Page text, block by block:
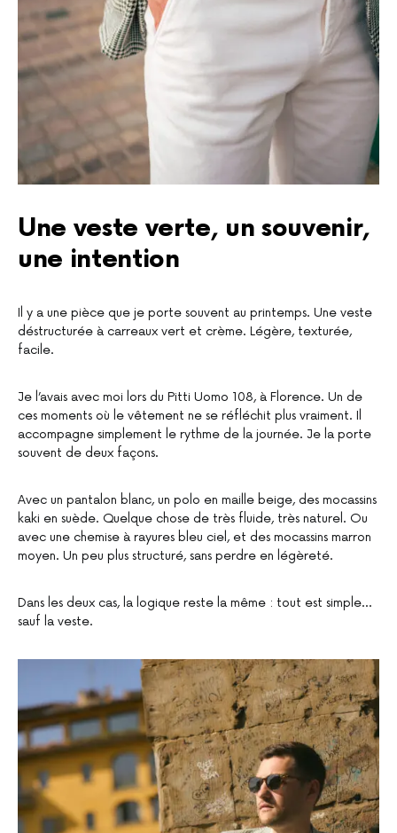
Une veste verte, un souvenir,
une intention
Il y a une pièce que je porte souvent au printemps. Une veste
déstructurée à carreaux vert et crème. Légère, texturée,
facile.
Je l’avais avec moi lors du Pitti Uomo 108, à Florence. Un de
ces moments où le vêtement ne se réfléchit plus vraiment. Il
accompagne simplement le rythme de la journée. Je la porte
souvent de deux façons.
Avec un pantalon blanc, un polo en maille beige, des mocassins
kaki en suède. Quelque chose de très fluide, très naturel. Ou
avec une chemise à rayures bleu ciel, et des mocassins marron
moyen. Un peu plus structuré, sans perdre en légèreté.
Dans les deux cas, la logique reste la même : tout est simple…
sauf la veste.